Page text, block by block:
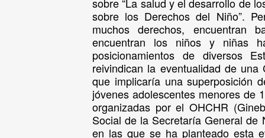
sobre los Derechos del Niño”.
muchos derechos, encuentran
encuentran los niños y niñas
posicionamientos de diversos
reivindican la eventualidad de
que implicaría una superposición
jóvenes adolescentes menores de
organizadas por el OHCHR
Social de la Secretaría General de
en las que se ha planteado esta